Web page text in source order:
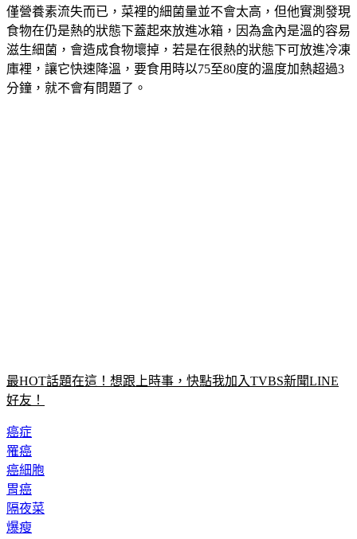
學術研究都是認為菜不食用後，要趕緊放進冰箱冷藏，這樣做
僅營養素流失而已，菜裡的細菌量並不會太高，但他實測發現
食物在仍是熱的狀態下蓋起來放進冰箱，因為盒內是溫的容易
滋生細菌，會造成食物壞掉，若是在很熱的狀態下可放進冷凍
庫裡，讓它快速降溫，要食用時以75至80度的溫度加熱超過3
最HOT話題在這！想跟上時事，快點我加入TVBS新聞LINE
癌症
罹癌
癌細胞
胃癌
隔夜菜